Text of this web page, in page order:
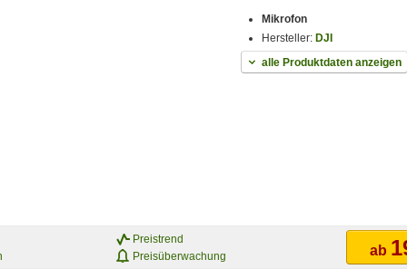
Mikrofon
Hersteller: DJI
alle Produktdaten anzeigen
Preistrend
Preisüberwachung
ab